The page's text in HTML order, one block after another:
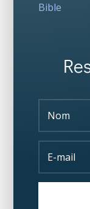
Bible